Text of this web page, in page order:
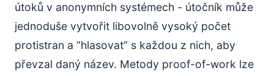
útoků v anonymních systémech - útočník může
jednoduše vytvořit libovolně vysoký počet
protistran a “hlasovat” s každou z nich, aby
převzal daný název. Metody proof-of-work lze